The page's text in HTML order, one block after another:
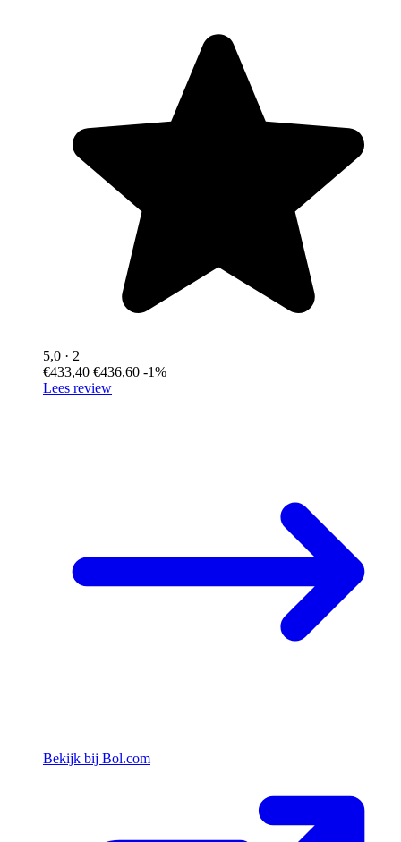
5,0 · 2
€433,40 €436,60 -1%
Lees review
Bekijk bij Bol.com